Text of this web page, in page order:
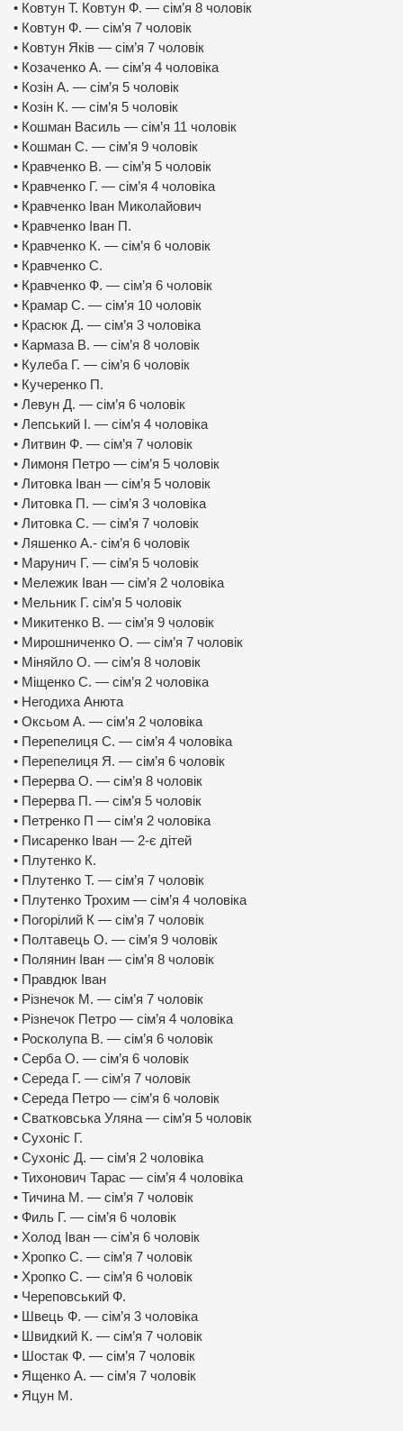
• Ковтун Т. Ковтун Ф. — сім’я 8 чоловік
• Ковтун Ф. — сім’я 7 чоловік
• Ковтун Яків — сім’я 7 чоловік
• Козаченко А. — сім’я 4 чоловіка
• Козін А. — сім’я 5 чоловік
• Козін К. — сім’я 5 чоловік
• Кошман Василь — сім’я 11 чоловік
• Кошман С. — сім’я 9 чоловік
• Кравченко В. — сім’я 5 чоловік
• Кравченко Г. — сім’я 4 чоловіка
• Кравченко Іван Миколайович
• Кравченко Іван П.
• Кравченко К. — сім’я 6 чоловік
• Кравченко С.
• Кравченко Ф. — сім’я 6 чоловік
• Крамар С. — сім’я 10 чоловік
• Красюк Д. — сім’я 3 чоловіка
• Кармаза В. — сім’я 8 чоловік
• Кулеба Г. — сім’я 6 чоловік
• Кучеренко П.
• Левун Д. — сім’я 6 чоловік
• Лепський І. — сім’я 4 чоловіка
• Литвин Ф. — сім’я 7 чоловік
• Лимоня Петро — сім’я 5 чоловік
• Литовка Іван — сім’я 5 чоловік
• Литовка П. — сім’я 3 чоловіка
• Литовка С. — сім’я 7 чоловік
• Ляшенко А.- сім’я 6 чоловік
• Марунич Г. — сім’я 5 чоловік
• Мележик Іван — сім’я 2 чоловіка
• Мельник Г. сім’я 5 чоловік
• Микитенко В. — сім’я 9 чоловік
• Мирошниченко О. — сім’я 7 чоловік
• Міняйло О. — сім’я 8 чоловік
• Міщенко С. — сім’я 2 чоловіка
• Негодиха Анюта
• Оксьом А. — сім’я 2 чоловіка
• Перепелиця С. — сім’я 4 чоловіка
• Перепелиця Я. — сім’я 6 чоловік
• Перерва О. — сім’я 8 чоловік
• Перерва П. — сім’я 5 чоловік
• Петренко П — сім’я 2 чоловіка
• Писаренко Іван — 2-є дітей
• Плутенко К.
• Плутенко Т. — сім’я 7 чоловік
• Плутенко Трохим — сім’я 4 чоловіка
• Погорілий К — сім’я 7 чоловік
• Полтавець О. — сім’я 9 чоловік
• Полянин Іван — сім’я 8 чоловік
• Правдюк Іван
• Різнечок М. — сім’я 7 чоловік
• Різнечок Петро — сім’я 4 чоловіка
• Росколупа В. — сім’я 6 чоловік
• Серба О. — сім’я 6 чоловік
• Середа Г. — сім’я 7 чоловік
• Середа Петро — сім’я 6 чоловік
• Сватковська Уляна — сім’я 5 чоловік
• Сухоніс Г.
• Сухоніс Д. — сім’я 2 чоловіка
• Тихонович Тарас — сім’я 4 чоловіка
• Тичина М. — сім’я 7 чоловік
• Филь Г. — сім’я 6 чоловік
• Холод Іван — сім’я 6 чоловік
• Хропко С. — сім’я 7 чоловік
• Хропко С. — сім’я 6 чоловік
• Череповський Ф.
• Швець Ф. — сім’я 3 чоловіка
• Швидкий К. — сім’я 7 чоловік
• Шостак Ф. — сім’я 7 чоловік
• Ященко А. — сім’я 7 чоловік
• Яцун М.